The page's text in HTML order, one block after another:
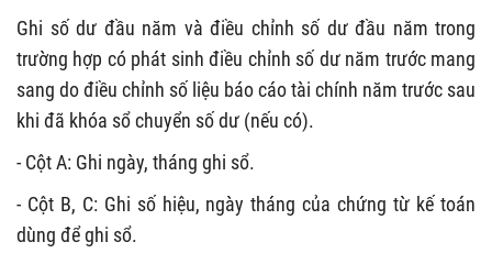
Ghi số dư đầu năm và điều chỉnh số dư đầu năm trong
trường hợp có phát sinh điều chỉnh số dư năm trước mang
sang do điều chỉnh số liệu báo cáo tài chính năm trước sau
khi đã khóa sổ chuyển số dư (nếu có).
- Cột A: Ghi ngày, tháng ghi sổ.
- Cột B, C: Ghi số hiệu, ngày tháng của chứng từ kế toán
dùng để ghi sổ.